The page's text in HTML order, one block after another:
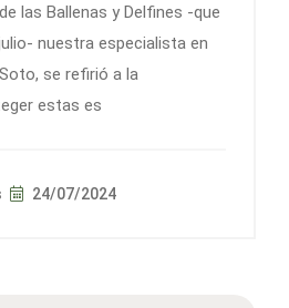
las Ballenas y Delfines -que
nuestra especialista en
se refirió a la
estas es
24/07/2024